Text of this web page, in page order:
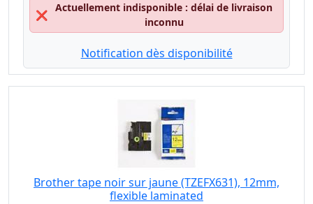
❌
Actuellement indisponible : délai de livraison
inconnu
Notification dès disponibilité
Brother tape noir sur jaune (TZEFX631), 12mm,
flexible laminated